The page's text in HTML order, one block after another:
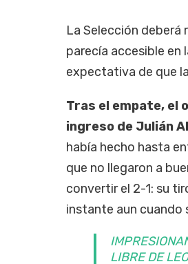
La Selección deberá
parecía accesible en
expectativa de que
Tras el empate, el
ingreso de Julián
había hecho hasta
que no llegaron a
convertir el 2-1: su
instante aun cuando
LIBRE DE